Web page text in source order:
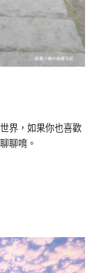
界，如果你也喜歡
聊唷。